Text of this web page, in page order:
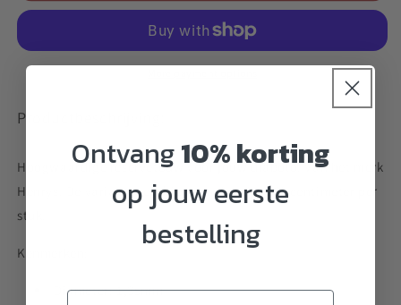
Productbeschrijving:
Hoogwaardige reservetouw voor jouw diabolo. Van het merk
Henrys. De variant met drie touwtjes zijn 160 centimeter per
stuk.
Kenmerken:
Diameter: 1,35mm
Ontvang10% korting
op jouw eerste
bestelling